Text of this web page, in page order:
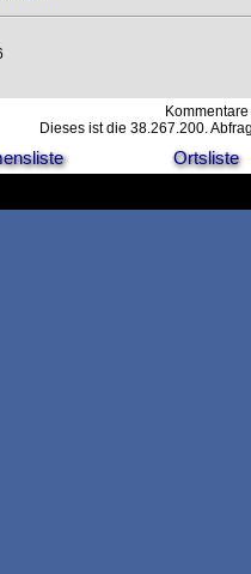
Dieses ist die 38.267.200.
Ortsliste